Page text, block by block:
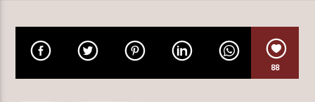
TERAZ GRAMY
SALAMI 88